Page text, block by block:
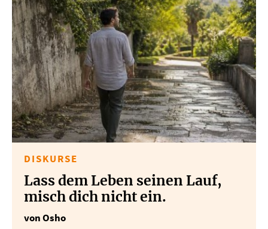
DISKURSE
Lass dem Leben seinen Lauf,
misch dich nicht ein.
von Osho